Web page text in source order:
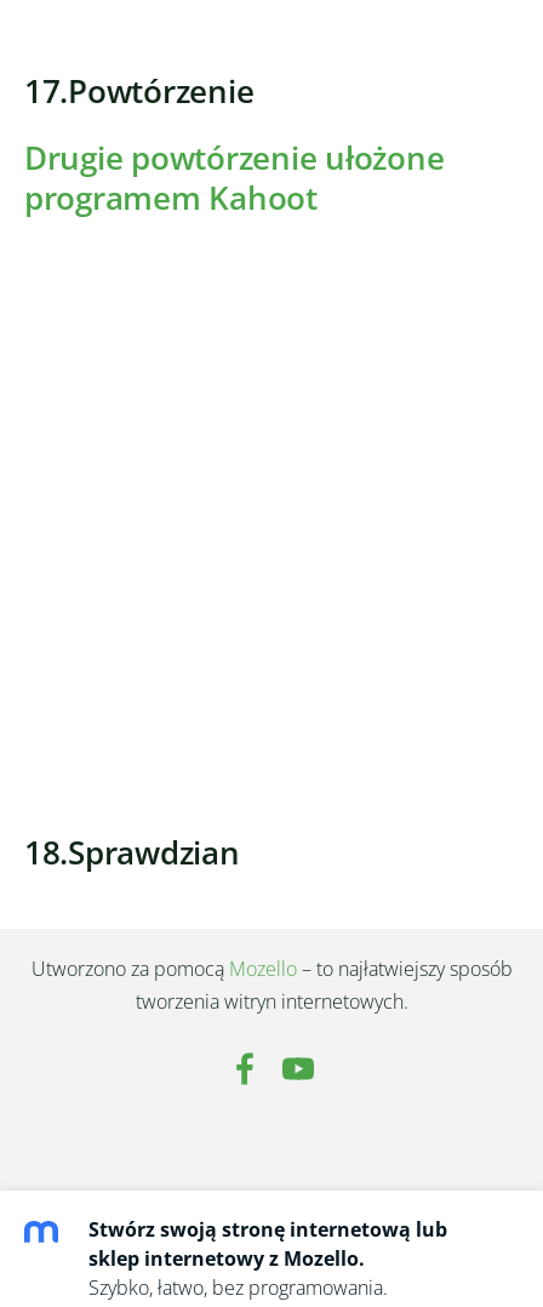
17.Powtórzenie
Drugie powtórzenie ułożone
programem Kahoot
18.Sprawdzian
Utworzono za pomocą Mozello– to najłatwiejszy sposób
tworzenia witryn internetowych.
Stwórz swoją stronę internetową lub
sklep internetowy z Mozello.
Szybko, łatwo, bez programowania.